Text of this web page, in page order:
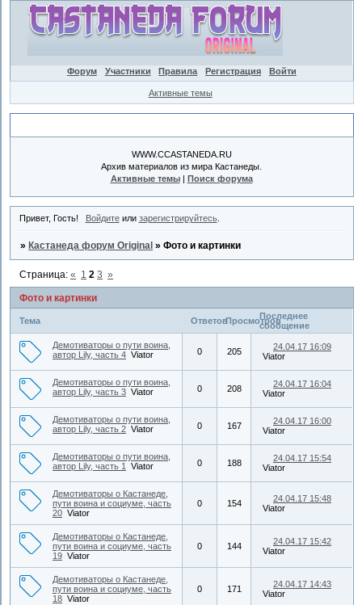
Форум Участники Правила Регистрация Войти
Активные темы
WWW.CCASTANEDA.RU
Архив материалов из мира Кастанеды.
Активные темы| Поиск форума
Привет, Гость! Войдитеили зарегистрируйтесь.
» Кастанеда форум Original »Фото и картинки
Фото и картинки
Страница:« 1 2 3 »
Тема ОтветовПросмотровПоследнее
сообщение
Демотиваторы о пути воина,
автор Lily, часть 4 Viator 0 205
24.04.17 16:09
Viator
Демотиваторы о пути воина,
автор Lily, часть 3 Viator 0 208
24.04.17 16:04
Viator
Демотиваторы о пути воина,
автор Lily, часть 2 Viator 0 167
24.04.17 16:00
Viator
Демотиваторы о пути воина,
автор Lily, часть 1
Viator 0 188
24.04.17 15:54
Viator
Демотиваторы о Кастанеде,
пути воина и социуме, часть
20 Viator
0 154
24.04.17 15:48
Viator
Демотиваторы о Кастанеде,
пути воина и социуме, часть
19 Viator
0 144
24.04.17 15:42
Viator
Демотиваторы о Кастанеде,
пути воина и социуме, часть
18 Viator
0 171
24.04.17 14:43
Viator